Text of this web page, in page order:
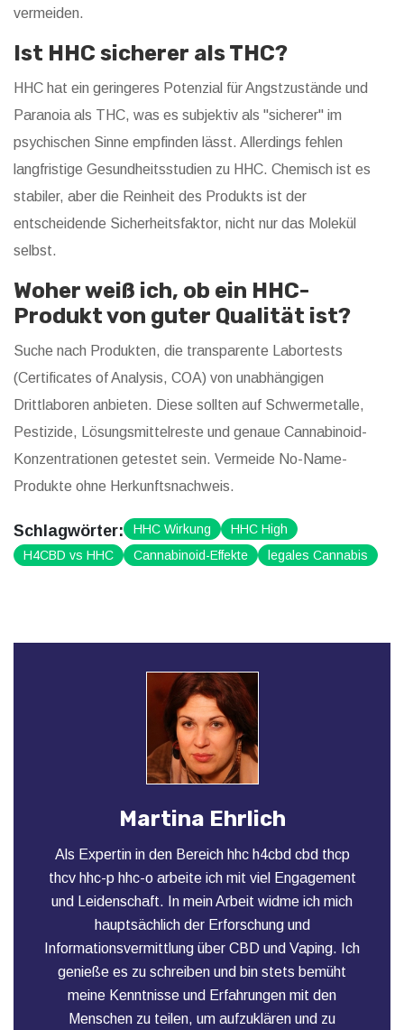
vermeiden.
Ist HHC sicherer als THC?
HHC hat ein geringeres Potenzial für Angstzustände und
Paranoia als THC, was es subjektiv als "sicherer" im
psychischen Sinne empfinden lässt. Allerdings fehlen
langfristige Gesundheitsstudien zu HHC. Chemisch ist es
stabiler, aber die Reinheit des Produkts ist der
entscheidende Sicherheitsfaktor, nicht nur das Molekül
selbst.
Woher weiß ich, ob ein HHC-
Produkt von guter Qualität ist?
Suche nach Produkten, die transparente Labortests
(Certificates of Analysis, COA) von unabhängigen
Drittlaboren anbieten. Diese sollten auf Schwermetalle,
Pestizide, Lösungsmittelreste und genaue Cannabinoid-
Konzentrationen getestet sein. Vermeide No-Name-
Produkte ohne Herkunftsnachweis.
Schlagwörter: HHC Wirkung
HHC High
H4CBD vs HHC
Cannabinoid-Effekte legales Cannabis
Martina Ehrlich
Als Expertin in den Bereich hhc h4cbd cbd thcp
thcv hhc-p hhc-o arbeite ich mit viel Engagement
und Leidenschaft. In mein Arbeit widme ich mich
hauptsächlich der Erforschung und
Informationsvermittlung über CBD und Vaping. Ich
genieße es zu schreiben und bin stets bemüht
meine Kenntnisse und Erfahrungen mit den
Menschen zu teilen, um aufzuklären und zu